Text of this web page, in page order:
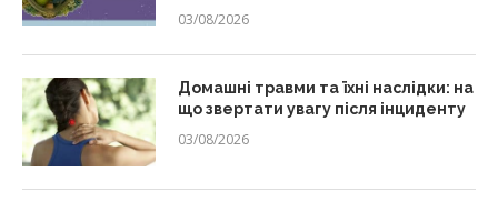
03/08/2026
Домашні травми та їхні наслідки: на
що звертати увагу після інциденту
03/08/2026